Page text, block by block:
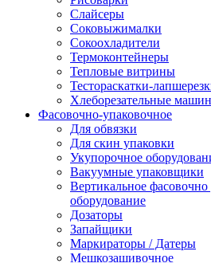
Слайсеры
Соковыжималки
Сокоохладители
Термоконтейнеры
Тепловые витрины
Тестораскатки-
Хлеборезательные
Фасовочно-упаковочное
Для обвязки
Для скин упаковки
Укупорочное
Вакуумные упаковщики
Вертикальное фасовочно
оборудование
Дозаторы
Запайщики
Маркираторы / Датеры
Мешкозашивочное